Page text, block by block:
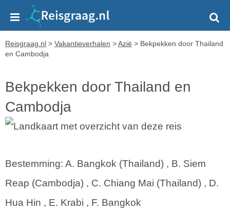
Reisgraag.nl > Vakantieverhalen >Azië > Bekpekken door Thailand
en Cambodja
Bekpekken door Thailand en
Cambodja
Bestemming: A. Bangkok (Thailand) , B. Siem
Reap (Cambodja) , C. Chiang Mai (Thailand) , D.
Hua Hin , E. Krabi , F. Bangkok